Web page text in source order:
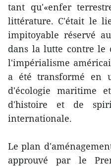
tant qu'«enfer
littérature. C'était le
impitoyable réservé
dans la lutte contre le
l'impérialisme
a été transformé en
d'écologie maritime
d'histoire et de
internationale.
Le plan
approuvé par le